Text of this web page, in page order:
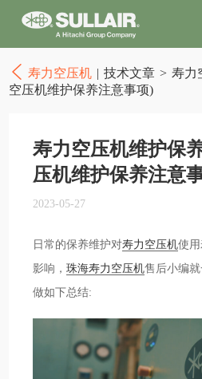
寿力空压机 | 技术文章 > 寿力
空压机维护保养注意事项)
寿力空压机维护保
压机维护保养注意
2023-05-27
日常的保养维护对寿力空压机使
影响，珠海寿力空压机售后小编
做如下总结: